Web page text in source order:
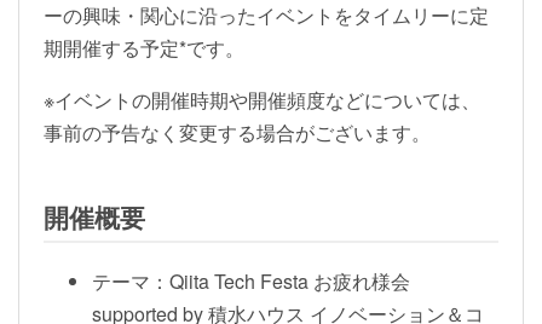
ーの興味・関心に沿ったイベントをタイムリーに定
期開催する予定*です。
※イベントの開催時期や開催頻度などについては、
事前の予告なく変更する場合がございます。
開催概要
テーマ：Qiita Tech Festa お疲れ様会
supported by 積水ハウス イノベーション＆コ